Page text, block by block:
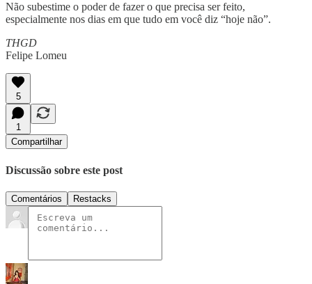
Não subestime o poder de fazer o que precisa ser feito,
especialmente nos dias em que tudo em você diz “hoje não”.
THGD
Felipe Lomeu
5
1
Compartilhar
Discussão sobre este post
Comentários Restacks